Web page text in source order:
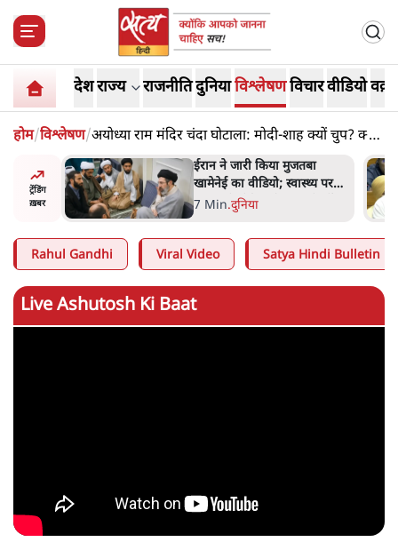
देशराज्य राजनीतिदुनियाविश्लेषणविचारवीडियो
होम/विश्लेषण/अयोध्या राम मंदिर चंदा घोटाला: मोदी-शाह क्यों चुप? क्या
योगी पर बढ़ा दबाव? | आशुतोष की बात
ट्रेंडिंग
ख़बर
पर
थीं
महिला आरक्षण बिलः किरण रिजिजू
और राहुल गांधी में एक्स पर ज़ुबानी
जंग
4 Min.देश
Rahul Gandhi Viral Video Satya Hindi Bulletin
Live Ashutosh Ki Baat